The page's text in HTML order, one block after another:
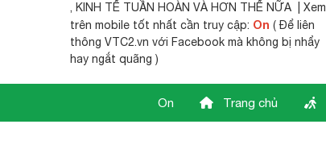
, KINH TẾ TUẦN HOÀN VÀ HƠN THẾ NỮA | Xem
trên mobile tốt nhất cần truy cập: On ( Để liên
thông VTC2.vn với Facebook mà không bị nhẩy
hay ngắt quãng )
On Trang chủ